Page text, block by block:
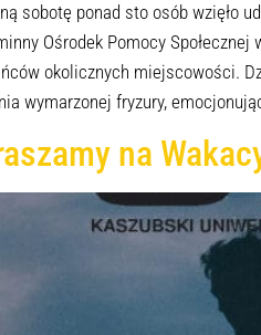
sobotę ponad sto osób wzięło
Ośrodek Pomocy
okolicznych miejscowości.
wymarzonej fryzury,
na